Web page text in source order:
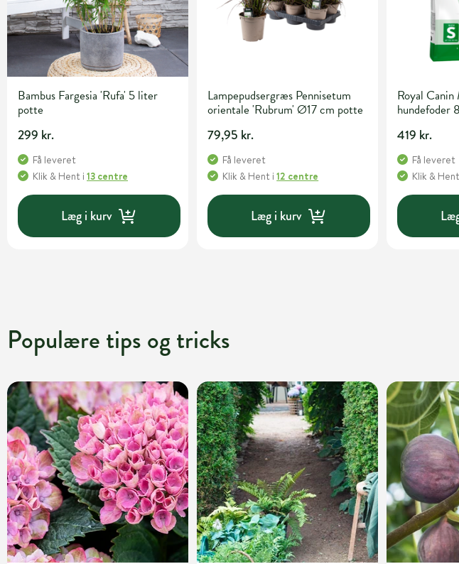
Bambus Fargesia 'Rufa' 5 liter
potte
299 kr.
Få leveret
Klik & Hent i 13 centre
Læg i kurv
Lampepudsergræs Pennisetum
orientale 'Rubrum' Ø17 cm potte
79,95 kr.
Få leveret
Klik & Hent i12 centre
Læg i kurv
Royal
hundefoder
419 kr.
Få leveret
Klik & Hent
Populære tips og tricks